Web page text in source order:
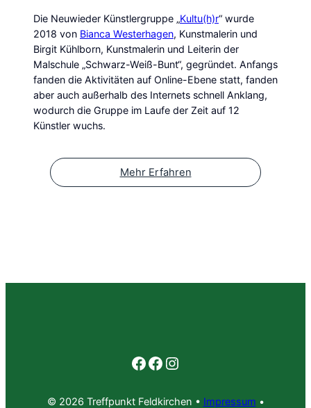
Die Neuwieder Künstlergruppe „Kultu(h)r“ wurde
2018 von Bianca Westerhagen, Kunstmalerin und
Birgit Kühlborn, Kunstmalerin und Leiterin der
Malschule „Schwarz-Weiß-Bunt“, gegründet. Anfangs
fanden die Aktivitäten auf Online-Ebene statt, fanden
aber auch außerhalb des Internets schnell Anklang,
wodurch die Gruppe im Laufe der Zeit auf 12
Künstler wuchs.
Mehr Erfahren
Facebook
Facebook
Instagram
© 2026 Treffpunkt Feldkirchen • Impressum •